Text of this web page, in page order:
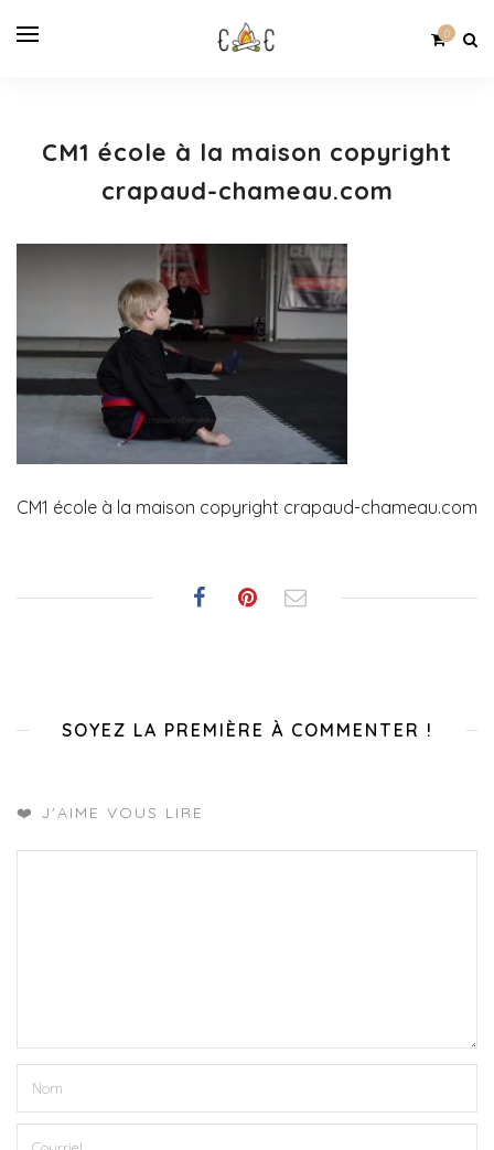
0
CM1 école à la maison copyright
crapaud-chameau.com
CM1 école à la maison copyright crapaud-chameau.com
SOYEZ LA PREMIÈRE À COMMENTER !
❤️ J'AIME VOUS LIRE